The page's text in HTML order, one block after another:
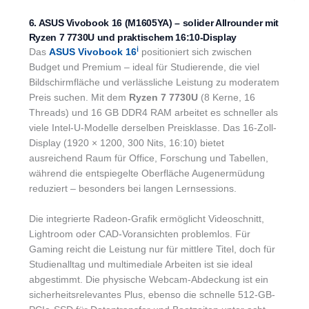
6. ASUS Vivobook 16 (M1605YA) – solider Allrounder mit
Ryzen 7 7730U und praktischem 16:10-Display
Das ASUS Vivobook 16ℹ︎positioniert sich zwischen
Budget und Premium – ideal für Studierende, die viel
Bildschirmfläche und verlässliche Leistung zu moderatem
Preis suchen. Mit dem Ryzen 7 7730U(8 Kerne, 16
Threads) und 16 GB DDR4 RAM arbeitet es schneller als
viele Intel-U-Modelle derselben Preisklasse. Das 16-Zoll-
Display (1920 × 1200, 300 Nits, 16:10) bietet
ausreichend Raum für Office, Forschung und Tabellen,
während die entspiegelte Oberfläche Augenermüdung
reduziert – besonders bei langen Lernsessions.
Die integrierte Radeon-Grafik ermöglicht Videoschnitt,
Lightroom oder CAD-Voransichten problemlos. Für
Gaming reicht die Leistung nur für mittlere Titel, doch für
Studienalltag und multimediale Arbeiten ist sie ideal
abgestimmt. Die physische Webcam-Abdeckung ist ein
sicherheitsrelevantes Plus, ebenso die schnelle 512-GB-